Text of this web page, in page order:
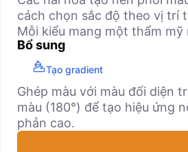
cách chọn sắc độ theo vị trí
Mỗi kiểu mang một thẩm mỹ
Bổ sung
Tạo gradient
Ghép màu với màu đối diện
màu (180°) để tạo hiệu ứng
phản cao.